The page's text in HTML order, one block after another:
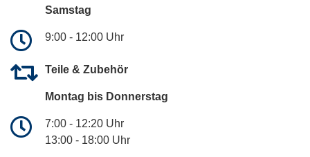
Samstag
9:00 - 12:00 Uhr
Teile & Zubehör
Montag bis Donnerstag
7:00 - 12:20 Uhr
13:00 - 18:00 Uhr